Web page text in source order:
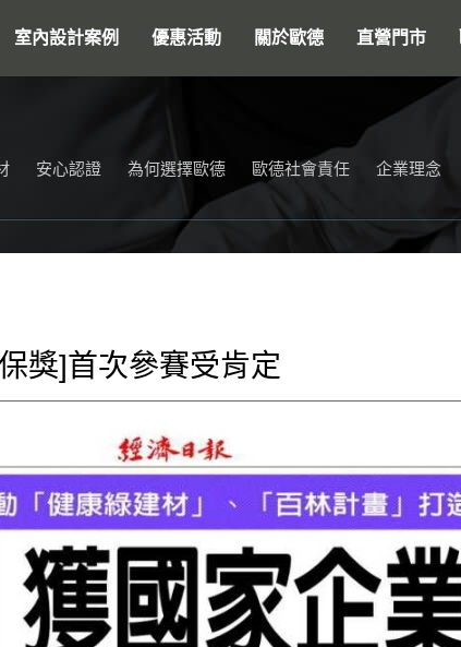
室內設計案例 優惠活動 關於歐德 直營門市
搜尋
安心認證 為何選擇歐德 歐德社會責任 企業理念
獎]首次參賽受肯定